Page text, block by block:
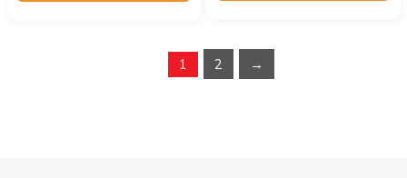
1 2 →